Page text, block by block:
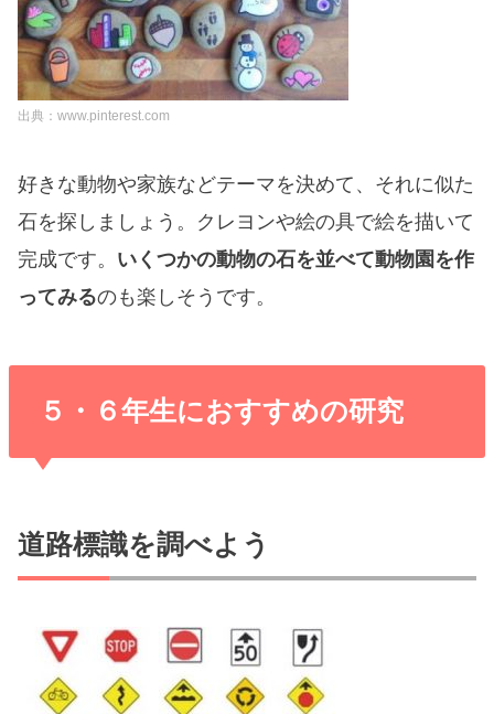
出典：www.pinterest.com
好きな動物や家族などテーマを決めて、それに似た
石を探しましょう。クレヨンや絵の具で絵を描いて
完成です。 いくつかの動物の石を並べて動物園を作
ってみるのも楽しそうです。
５・６年生におすすめの研究
道路標識を調べよう